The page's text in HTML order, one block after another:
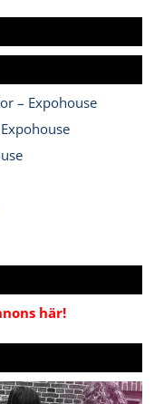
– Expohouse
här!